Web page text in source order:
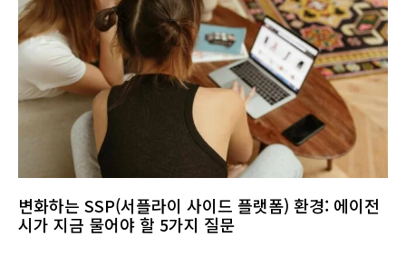
변화하는 SSP(서플라이 사이드 플랫폼) 환경: 에이전
시가 지금 물어야 할 5가지 질문